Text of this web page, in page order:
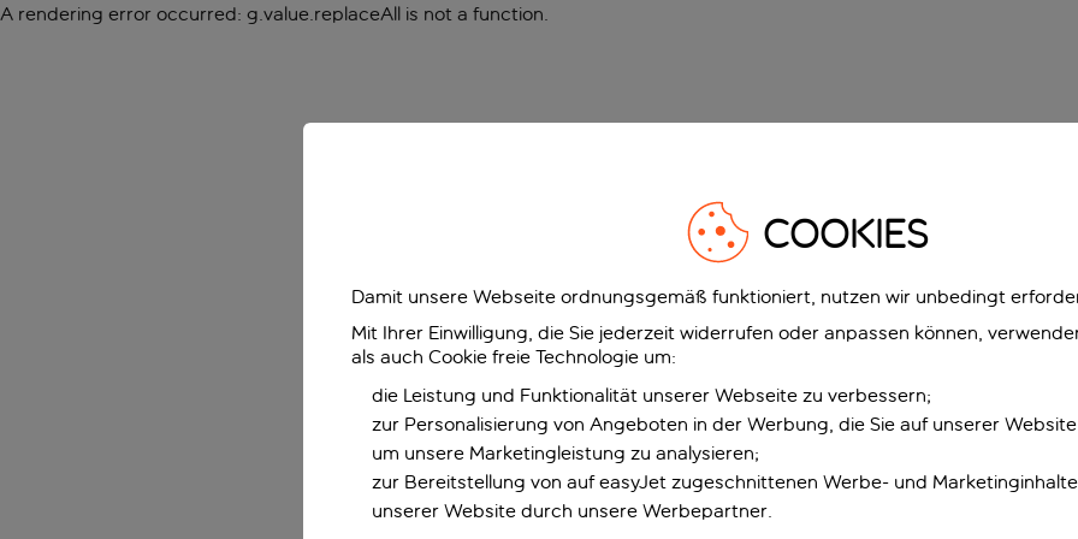
A rendering error occurred: g.value.replaceAll is not a function.
COOKIES
Damit unsere Webseite ordnungsgemäß funktioniert, nutzen wir unbedingt
Mit Ihrer Einwilligung, die Sie jederzeit widerrufen oder anpassen können,
als auch Cookie freie Technologie um:
die Leistung und Funktionalität unserer Webseite zu verbessern;
zur Personalisierung von Angeboten in der Werbung, die Sie auf unserer
um unsere Marketingleistung zu analysieren;
zur Bereitstellung von auf easyJet zugeschnittenen Werbe- und
unserer Website durch unsere Werbepartner.